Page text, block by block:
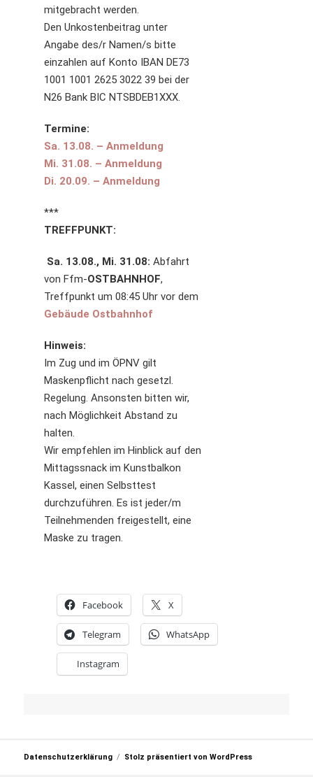
mitgebracht werden.
Den Unkostenbeitrag unter
Angabe des/r Namen/s bitte
einzahlen auf Konto IBAN DE73
1001 1001 2625 3022 39 bei der
N26 Bank BIC NTSBDEB1XXX.
Termine:
Sa. 13.08. – Anmeldung
Mi. 31.08. – Anmeldung
Di. 20.09. – Anmeldung
***
TREFFPUNKT:
Sa. 13.08., Mi. 31.08: Abfahrt
von Ffm-OSTBAHNHOF,
Treffpunkt um 08:45 Uhr vor dem
Gebäude Ostbahnhof
Hinweis:
Im Zug und im ÖPNV gilt
Maskenpflicht nach gesetzl.
Regelung. Ansonsten bitten wir,
nach Möglichkeit Abstand zu
halten.
Wir empfehlen im Hinblick auf den
Mittagssnack im Kunstbalkon
Kassel, einen Selbsttest
durchzuführen. Es ist jeder/m
Teilnehmenden freigestellt, eine
Maske zu tragen.
Facebook X
Telegram WhatsApp
Instagram
Datenschutzerklärung Stolz präsentiert von WordPress